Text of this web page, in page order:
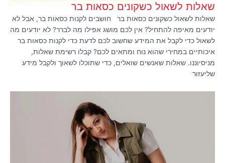
שאלות לשאול כשקונים כסאות בר
שאלות לשאול כשקונים כסאות בר חושבים לקנות כסאות בר, אבל לא
יודעים מאיפה להתחיל? אין לכם מושג אפילו מה לברר? לא יודעים מה
לשאול כדי לקבל את המידע שחשוב לכם לדעת כדי לקנות כסאות בר
איכותיים במחירי שהוא נוח ומתאים לכם? קבלו רשימת שאלות,
מניסיוננו. שאלות שאנשים שואלים, כדי שתוכלו לשאוך ולקבל מידע
שליעזור